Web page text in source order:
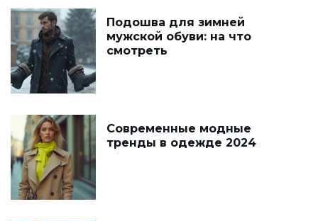
Подошва для зимней
мужской обуви: на что
смотреть
Современные модные
тренды в одежде 2024